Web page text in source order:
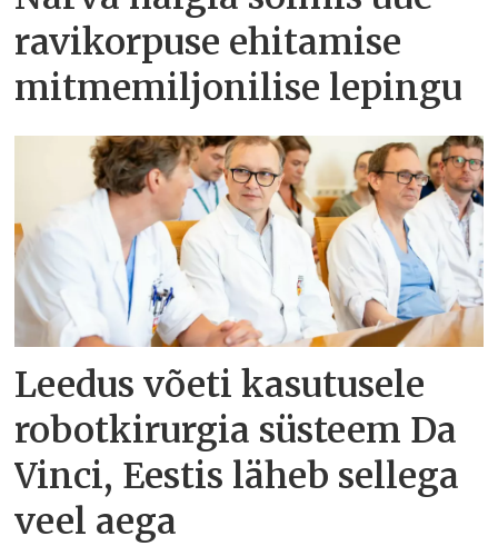
ravikorpuse ehitamise
mitmemiljonilise lepingu
Leedus võeti kasutusele
robotkirurgia süsteem Da
Vinci, Eestis läheb sellega
veel aega